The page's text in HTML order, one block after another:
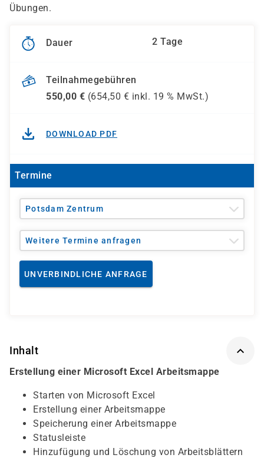
Übungen.
Dauer 2 Tage
Teilnahmegebühren
550,00 € (654,50 € inkl. 19 % MwSt.)
DOWNLOAD PDF
Termine
Potsdam Zentrum
Weitere Termine anfragen
UNVERBINDLICHE ANFRAGE
Inhalt
Erstellung einer Microsoft Excel Arbeitsmappe
Starten von Microsoft Excel
Erstellung einer Arbeitsmappe
Speicherung einer Arbeitsmappe
Statusleiste
Hinzufügung und Löschung von Arbeitsblättern